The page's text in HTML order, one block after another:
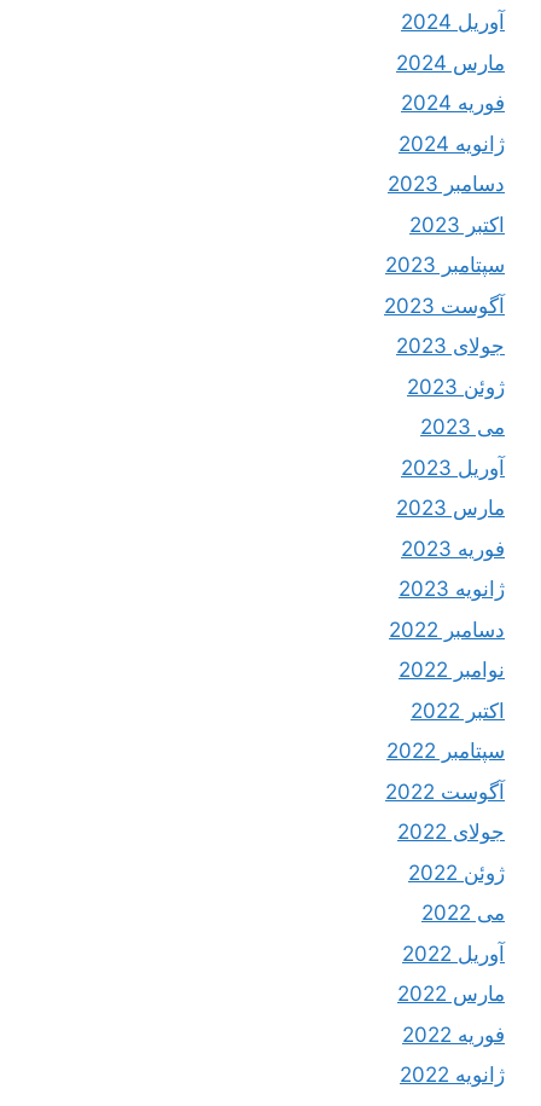
آوریل 2024
مارس 2024
فوریه 2024
ژانویه 2024
دسامبر 2023
اکتبر 2023
سپتامبر 2023
آگوست 2023
جولای 2023
ژوئن 2023
می 2023
آوریل 2023
مارس 2023
فوریه 2023
ژانویه 2023
دسامبر 2022
نوامبر 2022
اکتبر 2022
سپتامبر 2022
آگوست 2022
جولای 2022
ژوئن 2022
می 2022
آوریل 2022
مارس 2022
فوریه 2022
ژانویه 2022